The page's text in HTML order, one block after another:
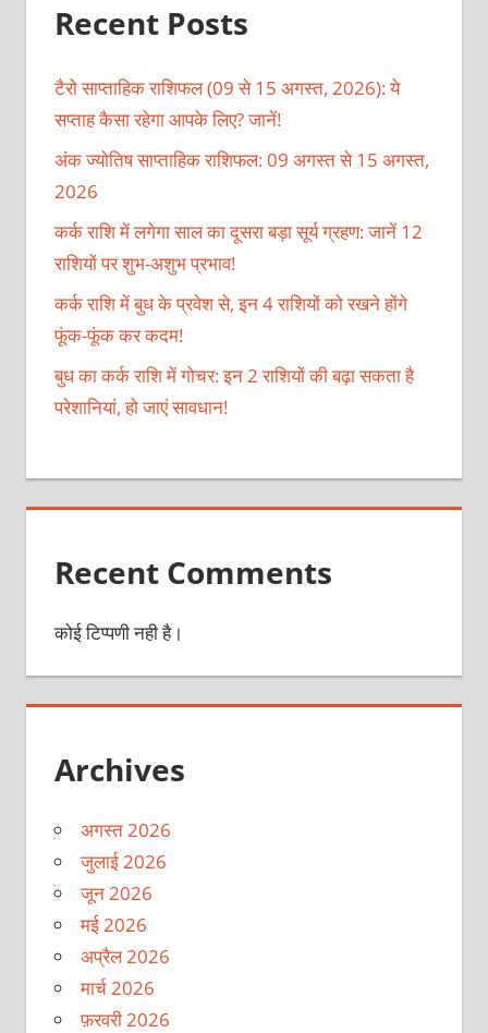
Recent Posts
टैरो साप्ताहिक राशिफल (09 से 15 अगस्त, 2026): ये
सप्ताह कैसा रहेगा आपके लिए? जानें!
अंक ज्योतिष साप्ताहिक राशिफल: 09 अगस्त से 15 अगस्त,
2026
कर्क राशि में लगेगा साल का दूसरा बड़ा सूर्य ग्रहण: जानें 12
राशियों पर शुभ-अशुभ प्रभाव!
कर्क राशि में बुध के प्रवेश से, इन 4 राशियों को रखने होंगे
फूंक-फूंक कर कदम!
बुध का कर्क राशि में गोचर: इन 2 राशियों की बढ़ा सकता है
परेशानियां, हो जाएं सावधान!
Recent Comments
कोई टिप्पणी नही है।
Archives
अगस्त 2026
जुलाई 2026
जून 2026
मई 2026
अप्रैल 2026
मार्च 2026
फ़रवरी 2026